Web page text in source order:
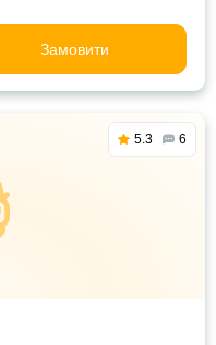
Замовити
5.3 6